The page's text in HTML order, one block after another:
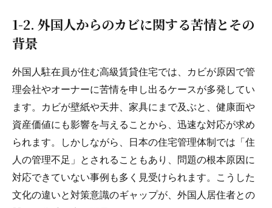
1-2. 外国人からのカビに関する苦情とその
背景
外国人駐在員が住む高級賃貸住宅では、カビが原因で管
理会社やオーナーに苦情を申し出るケースが多発してい
ます。カビが壁紙や天井、家具にまで及ぶと、健康面や
資産価値にも影響を与えることから、迅速な対応が求め
られます。しかしながら、日本の住宅管理体制では「住
人の管理不足」とされることもあり、問題の根本原因に
対応できていない事例も多く見受けられます。こうした
文化の違いと対策意識のギャップが、外国人居住者との